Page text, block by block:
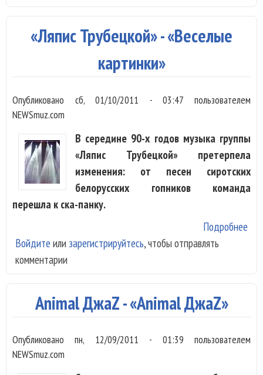
«Ляпис Трубецкой» - «Веселые
картинки»
Опубликовано сб, 01/10/2011 - 03:47 пользователем
NEWSmuz.com
В середине 90-х годов музыка группы
«Ляпис Трубецкой» претерпела
изменения: от песен сиротских
белорусских гопников команда
перешла к ска-панку.
Подробнее
Войдите или зарегистрируйтесь, чтобы отправлять
комментарии
Animal ДжаZ - «Animal ДжаZ»
Опубликованопн, 12/09/2011 - 01:39 пользователем
NEWSmuz.com